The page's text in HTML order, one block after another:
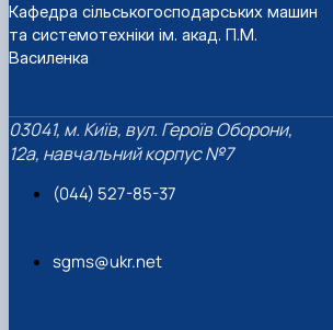
Кафедра сільськогосподарських машин
та системотехніки ім. акад. П.М.
Василенка
03041, м. Київ, вул. Героїв Оборони,
12а, навчальний корпус №7
(044) 527-85-37
sgms@ukr.net